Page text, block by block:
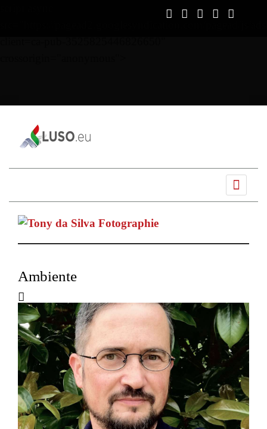
Ambiente